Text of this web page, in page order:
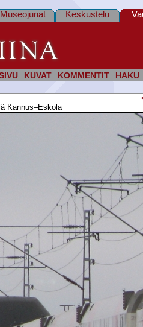
KUVAT KOMMENTIT HAKU
Museojunat Keskustelu
Kannus–Eskola